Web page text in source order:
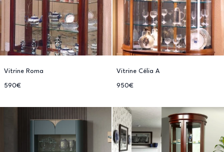
Vitrine Roma
590€
Vitrine Célia A
950€